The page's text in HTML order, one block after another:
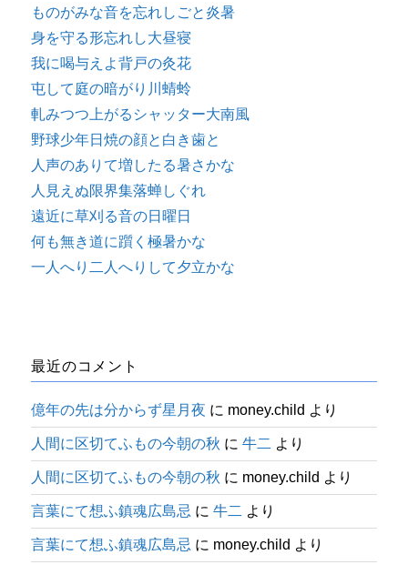
ものがみな音を忘れしごと炎暑
身を守る形忘れし大昼寝
我に喝与えよ背戸の灸花
屯して庭の暗がり川蜻蛉
軋みつつ上がるシャッター大南風
野球少年日焼の顔と白き歯と
人声のありて増したる暑さかな
人見えぬ限界集落蝉しぐれ
遠近に草刈る音の日曜日
何も無き道に躓く極暑かな
一人へり二人へりして夕立かな
最近のコメント
億年の先は分からず星月夜 に money.child より
人間に区切てふもの今朝の秋 に牛二 より
人間に区切てふもの今朝の秋 に money.child より
言葉にて想ふ鎮魂広島忌 に牛二 より
言葉にて想ふ鎮魂広島忌 に money.child より